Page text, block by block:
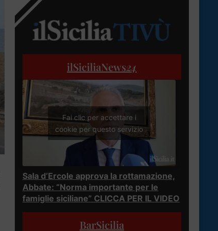
ilSiciliaNews24
Fai clic per accettare i
cookie per questo servizio
Sala d’Ercole approva la rottamazione,
Abbate: “Norma importante per le
famiglie siciliane” CLICCA PER IL VIDEO
BarSicilia